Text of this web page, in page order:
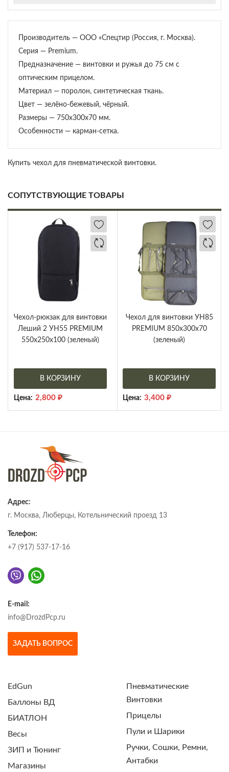
Производитель — ООО «Спецтир (Россия, г. Москва).
Серия — Premium.
Предназначение — винтовки и ружья до 75 см с
оптическим прицелом.
Материал — поролон, синтетическая ткань.
Цвет — зелёно-бежевый, чёрный.
Размеры — 750х300х70 мм.
Особенности — карман-сетка.
Купить чехол для пневматической винтовки.
СОПУТСТВУЮЩИЕ ТОВАРЫ
Чехол-рюкзак для винтовки
Леший 2 УН55 PREMIUM
550х250х100 (зеленый)
В КОРЗИНУ
Цена: 2,800 ₽
Чехол для винтовки УН85
PREMIUM 850х300х70
(зеленый)
В КОРЗИНУ
Цена: 3,400 ₽
Адрес:
г. Москва, Люберцы, Котельнический проезд 13
Телефон:
+7 (917) 537-17-16
E-mail:
info@DrozdPcp.ru
ЗАДАТЬ ВОПРОС
EdGun
Баллоны ВД
БИАТЛОН
Весы
ЗИП и Тюнинг
Магазины
Пневматические
Винтовки
Прицелы
Пули и Шарики
Ручки, Сошки, Ремни,
Антабки